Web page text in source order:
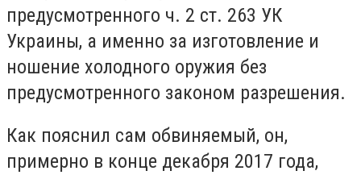
предусмотренного ч. 2 ст. 263 УК
Украины, а именно за изготовление и
ношение холодного оружия без
предусмотренного законом разрешения.
Как пояснил сам обвиняемый, он,
примерно в конце декабря 2017 года,